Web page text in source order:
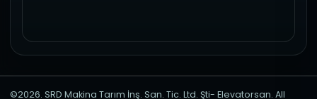
©2026. SRD Makina Tarım İnş. San. Tic. Ltd. Şti- Elevatorsan. All